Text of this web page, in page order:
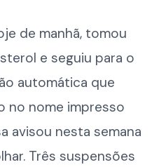
de manhã, tomou
e seguiu para o
automática que
no nome impresso
avisou nesta semana
Três suspensões